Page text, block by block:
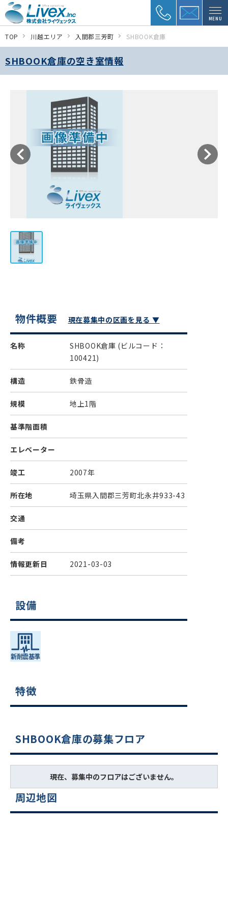
MENU
TOP 川越エリア 入間郡三芳町 SHBOOK倉庫
SHBOOK倉庫の空き室情報
物件概要 現在募集中の区画を見る ▼
名称 SHBOOK倉庫 (ビルコード：
100421)
構造 鉄骨造
規模 地上1階
基準階面積
エレベーター
竣工 2007年
所在地 埼玉県入間郡三芳町北永井933-43
交通
備考
情報更新日 2021-03-03
設備
特徴
SHBOOK倉庫の募集フロア
現在、募集中のフロアはございません。
周辺地図